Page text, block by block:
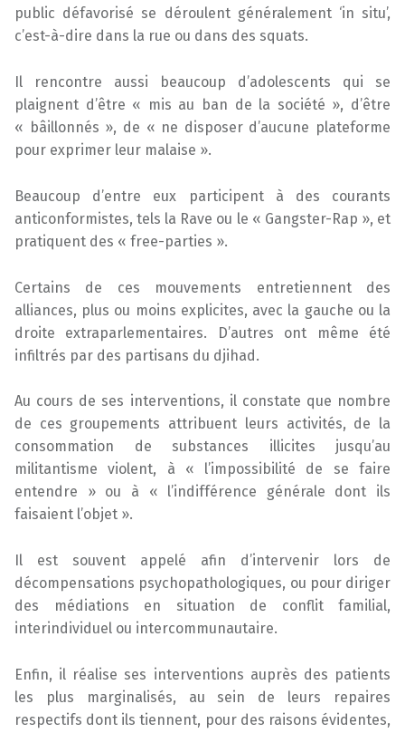
public défavorisé se déroulent généralement ‘in situ’,
c’est-à-dire dans la rue ou dans des squats.
Il rencontre aussi beaucoup d’adolescents qui se
plaignent d’être « mis au ban de la société », d’être
« bâillonnés », de « ne disposer d’aucune plateforme
pour exprimer leur malaise ».
Beaucoup d’entre eux participent à des courants
anticonformistes, tels la Rave ou le « Gangster-Rap », et
pratiquent des « free-parties ».
Certains de ces mouvements entretiennent des
alliances, plus ou moins explicites, avec la gauche ou la
droite extraparlementaires. D’autres ont même été
infiltrés par des partisans du djihad.
Au cours de ses interventions, il constate que nombre
de ces groupements attribuent leurs activités, de la
consommation de substances illicites jusqu’au
militantisme violent, à « l’impossibilité de se faire
entendre » ou à « l’indifférence générale dont ils
faisaient l’objet ».
Il est souvent appelé afin d’intervenir lors de
décompensations psychopathologiques, ou pour diriger
des médiations en situation de conflit familial,
interindividuel ou intercommunautaire.
Enfin, il réalise ses interventions auprès des patients
les plus marginalisés, au sein de leurs repaires
respectifs dont ils tiennent, pour des raisons évidentes,